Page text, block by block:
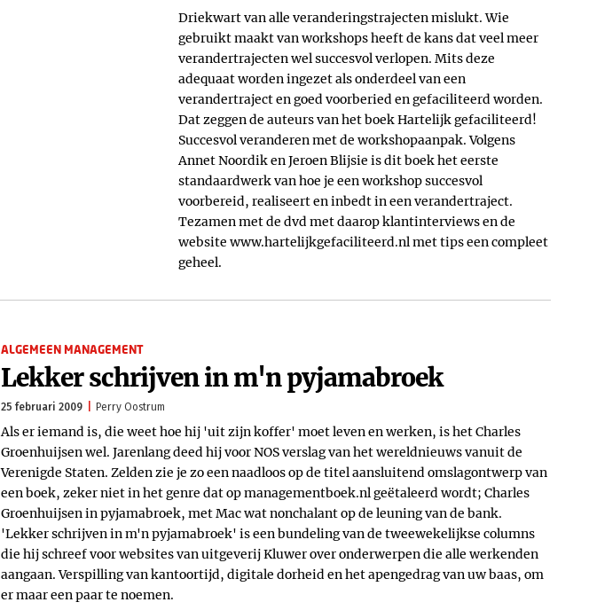
Driekwart van alle veranderingstrajecten mislukt. Wie
gebruikt maakt van workshops heeft de kans dat veel meer
verandertrajecten wel succesvol verlopen. Mits deze
adequaat worden ingezet als onderdeel van een
verandertraject en goed voorberied en gefaciliteerd worden.
Dat zeggen de auteurs van het boek Hartelijk gefaciliteerd!
Succesvol veranderen met de workshopaanpak. Volgens
Annet Noordik en Jeroen Blijsie is dit boek het eerste
standaardwerk van hoe je een workshop succesvol
voorbereid, realiseert en inbedt in een verandertraject.
Tezamen met de dvd met daarop klantinterviews en de
website www.hartelijkgefaciliteerd.nl met tips een compleet
geheel.
ALGEMEEN MANAGEMENT
Lekker schrijven in m'n pyjamabroek
25 februari 2009 Perry Oostrum
Als er iemand is, die weet hoe hij 'uit zijn koffer' moet leven en werken, is het Charles
Groenhuijsen wel. Jarenlang deed hij voor NOS verslag van het wereldnieuws vanuit de
Verenigde Staten. Zelden zie je zo een naadloos op de titel aansluitend omslagontwerp van
een boek, zeker niet in het genre dat op managementboek.nl geëtaleerd wordt; Charles
Groenhuijsen in pyjamabroek, met Mac wat nonchalant op de leuning van de bank.
'Lekker schrijven in m'n pyjamabroek' is een bundeling van de tweewekelijkse columns
die hij schreef voor websites van uitgeverij Kluwer over onderwerpen die alle werkenden
aangaan. Verspilling van kantoortijd, digitale dorheid en het apengedrag van uw baas, om
er maar een paar te noemen.